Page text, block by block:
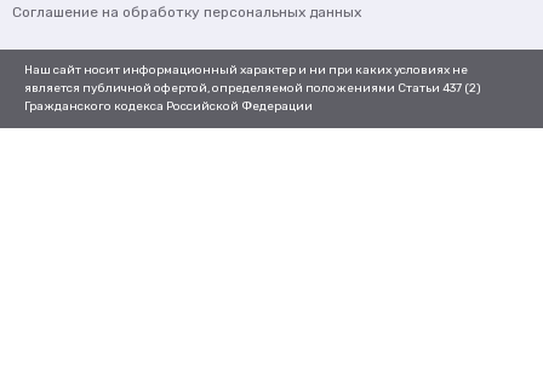
Соглашение на обработку персональных данных
Наш сайт носит информационный характер и ни при каких условиях не
является публичной офертой, определяемой положениями Статьи 437 (2)
Гражданского кодекса Российской Федерации